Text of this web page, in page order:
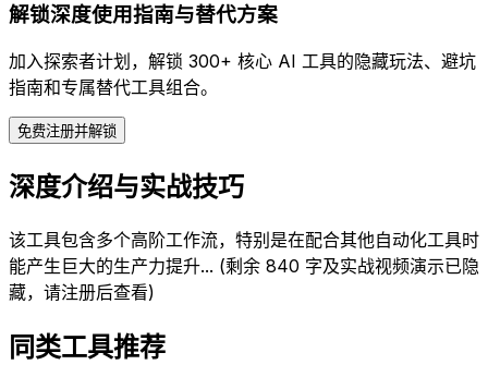
解锁深度使用指南与替代方案
加入探索者计划，解锁 300+ 核心 AI 工具的隐藏玩法、避坑
指南和专属替代工具组合。
免费注册并解锁
深度介绍与实战技巧
该工具包含多个高阶工作流，特别是在配合其他自动化工具时
能产生巨大的生产力提升... (剩余 840 字及实战视频演示已隐
藏，请注册后查看)
同类工具推荐